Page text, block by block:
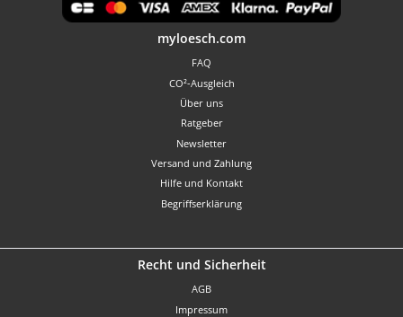
myloesch.com
FAQ
CO²-Ausgleich
Über uns
Ratgeber
Newsletter
Versand und Zahlung
Hilfe und Kontakt
Begriffserklärung
Recht und Sicherheit
AGB
Impressum